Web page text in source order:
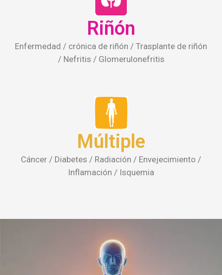
Enfermedad / crónica de riñón / Trasplante de riñón
/ Nefritis / Glomerulonefritis
Múltiple
Cáncer / Diabetes / Radiación / Envejecimiento /
Inflamación / Isquemia